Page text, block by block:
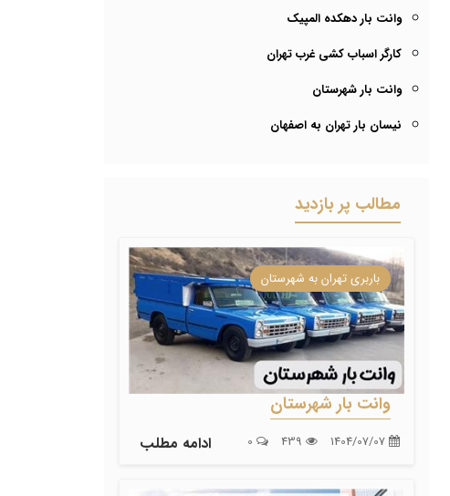
وانت بار دهکده المپیک
کارگر اسباب کشی غرب تهران
وانت بار شهرستان
نیسان بار تهران به اصفهان
مطالب پر بازدید
باربری تهران به شهرستان
وانت بار شهرستان
ادامه مطلب